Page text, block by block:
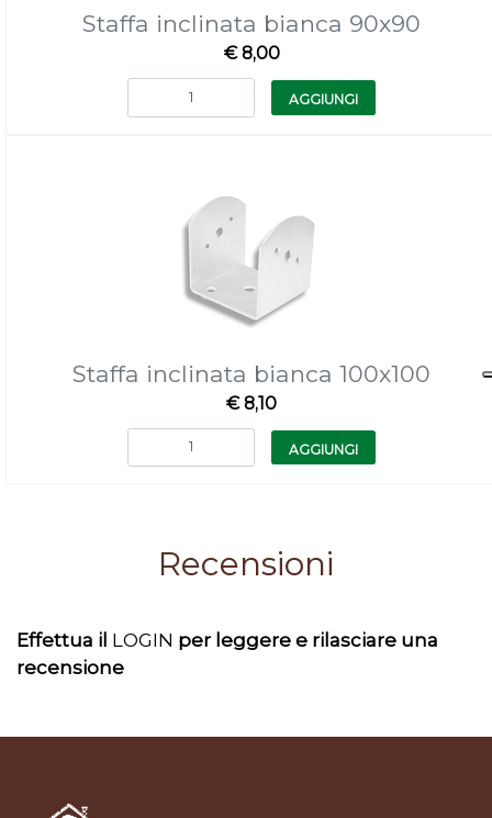
Staffa inclinata bianca 90x90
€ 8,00
Quantità
AGGIUNGI
Staffa inclinata bianca 100x100
€ 8,10
Quantità
AGGIUNGI
Recensioni
Effettua il LOGIN per leggere e rilasciare una
recensione